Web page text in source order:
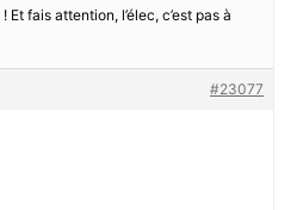
fais attention, l’élec, c’est pas à
#23077